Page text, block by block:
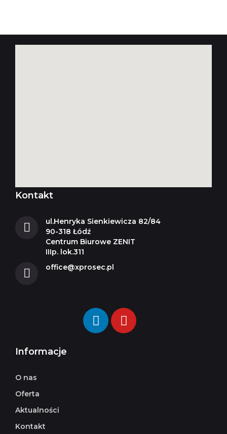
Kontakt
ul.Henryka Sienkiewicza 82/84
90-318 Łódź
Centrum Biurowe ZENIT
IIIp. lok.311
office@xprosec.pl
Informacje
O nas
Oferta
Aktualności
Kontakt